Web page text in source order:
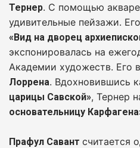
Тернер. С помощью
удивительные пейзажи.
«Вид на дворец
экспонировалась на
Академии художеств. Его
Лоррена. Вдохновившись
царицы Савской», Тернер
основательницу
Прафул Савант считается